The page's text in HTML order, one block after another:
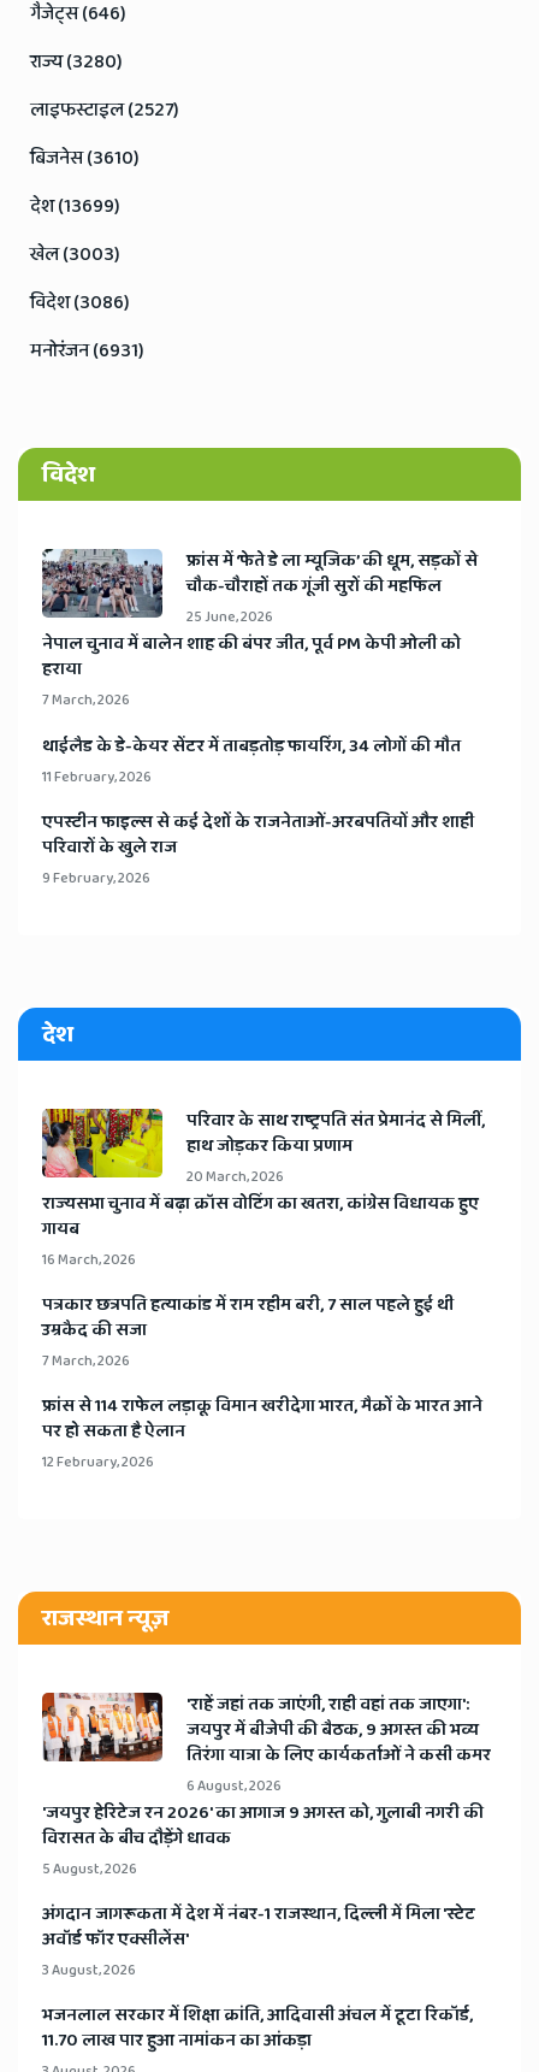
गैजेट्स (646)
राज्य (3280)
लाइफस्टाइल (2527)
बिजनेस (3610)
देश (13699)
खेल (3003)
विदेश (3086)
मनोरंजन (6931)
विदेश
​फ्रांस में ‘फेते डे ला म्यूजिक’ की धूम, सड़कों से
चौक-चौराहों तक गूंजी सुरों की महफिल
25 June, 2026
​नेपाल चुनाव में बालेन शाह की बंपर जीत, पूर्व PM केपी ओली को
हराया
7 March, 2026
​थाईलैड के डे-केयर सेंटर में ताबड़तोड़ फायरिंग, 34 लोगों की मौत
11 February, 2026
​एपस्टीन फाइल्स से कई देशों के राजनेताओं-अरबपतियों और शाही
परिवारों के खुले राज
9 February, 2026
देश
​परिवार के साथ राष्ट्रपति संत प्रेमानंद से मिलीं,
हाथ जोड़कर किया प्रणाम
20 March, 2026
​राज्यसभा चुनाव में बढ़ा क्रॉस वोटिंग का खतरा, कांग्रेस विधायक हुए
गायब
16 March, 2026
​पत्रकार छत्रपति हत्याकांड में राम रहीम बरी, 7 साल पहले हुई थी
उम्रकैद की सजा
7 March, 2026
​फ्रांस से 114 राफेल लड़ाकू विमान खरीदेगा भारत, मैक्रों के भारत आने
पर हो सकता है ऐलान
12 February, 2026
राजस्थान न्यूज़
'राहें जहां तक जाएंगी, राही वहां तक जाएगा':
जयपुर में बीजेपी की बैठक, 9 अगस्त की भव्य
तिरंगा यात्रा के लिए कार्यकर्ताओं ने कसी कमर
6 August, 2026
​'जयपुर हेरिटेज रन 2026' का आगाज 9 अगस्त को, गुलाबी नगरी की
विरासत के बीच दौड़ेंगे धावक
5 August, 2026
अंगदान जागरूकता में देश में नंबर-1 राजस्थान, दिल्ली में मिला 'स्टेट
अवॉर्ड फॉर एक्सीलेंस'
3 August, 2026
भजनलाल सरकार में शिक्षा क्रांति, आदिवासी अंचल में टूटा रिकॉर्ड,
11.70 लाख पार हुआ नामांकन का आंकड़ा